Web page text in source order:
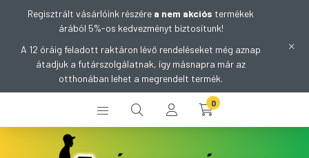
Regisztrált vásárlóink részére a nem akciós termékek
árából 5%-os kedvezményt biztosítunk!
A 12 óráig feladott raktáron lévő rendeléseket még aznap
átadjuk a futárszolgálatnak, így másnapra már az
otthonában lehet a megrendelt termék.
0